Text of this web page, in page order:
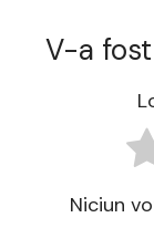
V-a
Niciun